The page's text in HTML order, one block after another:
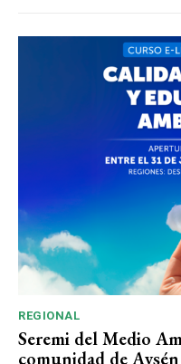
REGIONAL
Seremi del Medio
comunidad de